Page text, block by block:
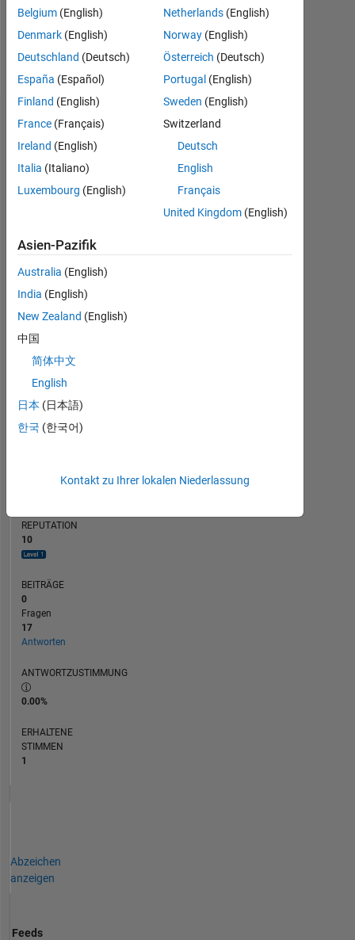
0
Follow
Dashboard
Statistik
MATLAB Answers
BEITRÄGE 10
0
4
6
8
10
REPUTATION
10
BEITRÄGE
0
Fragen
17
Antworten
ANTWORTZUSTIMMUNG
0.00%
ERHALTENE
STIMMEN
1
Abzeichen
anzeigen
Feeds
Belgium (English)
Denmark (English)
Deutschland (Deutsch)
España (Español)
Finland (English)
France (Français)
Ireland (English)
Italia (Italiano)
Luxembourg (English)
Netherlands (English)
Norway (English)
Österreich (Deutsch)
Portugal (English)
Sweden (English)
Switzerland
Deutsch
English
Français
United Kingdom (English)
Asien-Pazifik
Australia (English)
India (English)
New Zealand (English)
中国
简体中文
English
日本 (日本語)
한국 (한국어)
Kontakt zu Ihrer lokalen Niederlassung